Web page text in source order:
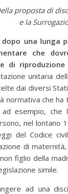
proposta di
e la
una lunga
che
di
unitaria
dai diversi
normativa che
ad esempio,
nel lontano
del Codice
di
figlio della
simile.
ad una